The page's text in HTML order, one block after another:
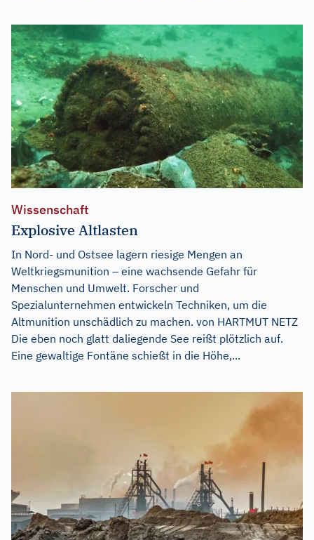
Wissenschaft
Explosive Altlasten
In Nord- und Ostsee lagern riesige Mengen an
Weltkriegsmunition – eine wachsende Gefahr für
Menschen und Umwelt. Forscher und
Spezialunternehmen entwickeln Techniken, um die
Altmunition unschädlich zu machen. von HARTMUT NETZ
Die eben noch glatt daliegende See reißt plötzlich auf.
Eine gewaltige Fontäne schießt in die Höhe,...